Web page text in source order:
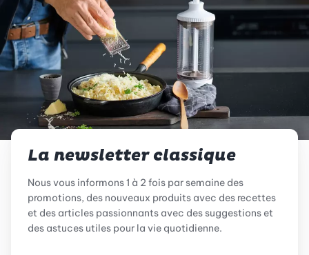
La newsletter classique
Nous vous informons 1 à 2 fois par semaine des
promotions, des nouveaux produits avec des recettes
et des articles passionnants avec des suggestions et
des astuces utiles pour la vie quotidienne.